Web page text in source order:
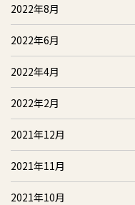
2022年8月
2022年6月
2022年4月
2022年2月
2021年12月
2021年11月
2021年10月